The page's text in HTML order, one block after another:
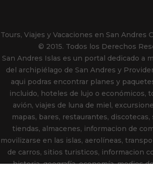
Tours, Viajes y Vacaciones en San Andres
© 2015. Todos los Derechos
San Andres Islas es un portal dedicado a
del archipiélago de San Andres y
aqui podras encontrar planes y
incluido, hoteles de lujo o económicos,
avión, viajes de luna de miel,
mapas, bares, restaurantes,
tiendas, almacenes, informacion de
movilizarse en las islas, aerolíneas,
de carros, sitios turisticos, informacion
historia, geografía, economía, medios